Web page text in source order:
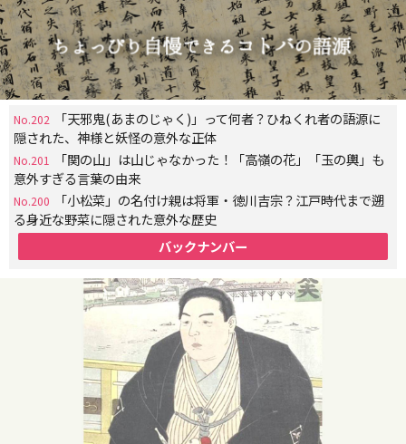
No.202
「天邪鬼(あまのじゃく)」って何者？ひねくれ者の語源に
隠された、神様と妖怪の意外な正体
No.201
「関の山」は山じゃなかった！「高嶺の花」「玉の輿」も
意外すぎる言葉の由来
No.200
「小松菜」の名付け親は将軍・徳川吉宗？江戸時代まで遡
る身近な野菜に隠された意外な歴史
バックナンバー